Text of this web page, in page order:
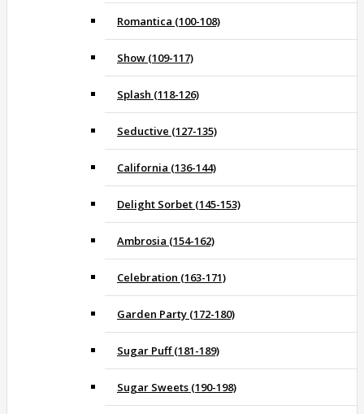
Romantica (100-108)
Show (109-117)
Splash (118-126)
Seductive (127-135)
California (136-144)
Delight Sorbet (145-153)
Ambrosia (154-162)
Celebration (163-171)
Garden Party (172-180)
Sugar Puff (181-189)
Sugar Sweets (190-198)